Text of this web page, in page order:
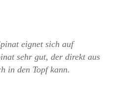
eignet sich auf
sehr gut, der direkt aus
in den Topf kann.